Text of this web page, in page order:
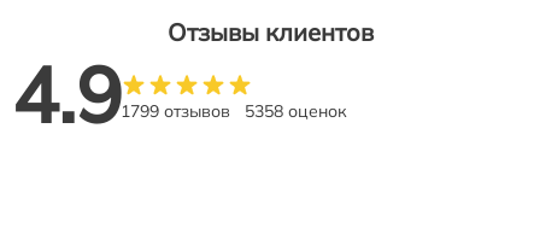
Отзывы клиентов
4.91799 отзывов 5358 оценок